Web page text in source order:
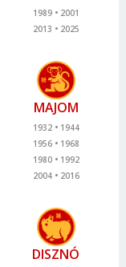
1989
2001
2013
2025
MAJOM
1932
1944
1956
1968
1980
1992
2004
2016
DISZNÓ